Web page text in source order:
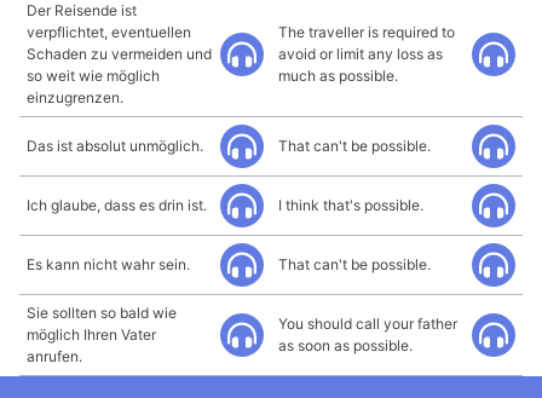
Der Reisende ist
verpflichtet, eventuellen
Schaden zu vermeiden und
so weit wie möglich
einzugrenzen.
The traveller is required to
avoid or limit any loss as
much as possible.
Das ist absolut unmöglich. That can't be possible.
Ich glaube, dass es drin ist. I think that's possible.
Es kann nicht wahr sein. That can't be possible.
Sie sollten so bald wie
möglich Ihren Vater
anrufen.
You should call your father
as soon as possible.